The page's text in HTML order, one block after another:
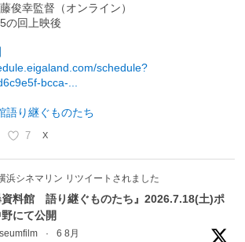
俊幸監督（オンライン）
の回上映後
schedule?
bcca-...
語り継ぐものたち
7 X
浜シネマリン リツイートされました
資料館 語り継ぐものたち』2026.7.18(土)ポ
にて公開
· 6 8月